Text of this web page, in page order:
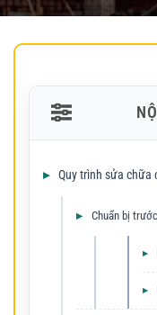
Quy trình sửa chữa
Chuẩn bị